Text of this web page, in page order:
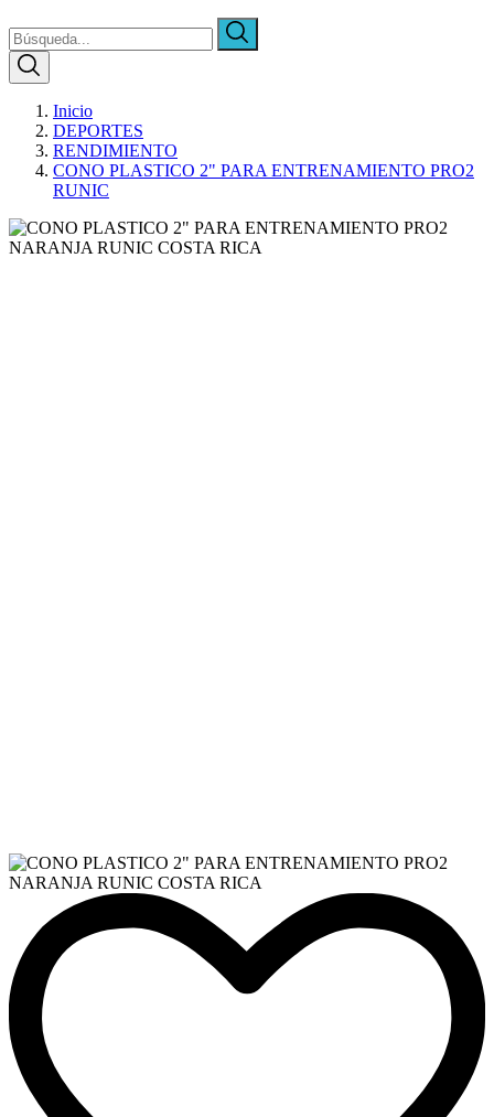
Inicio
DEPORTES
RENDIMIENTO
CONO PLASTICO 2" PARA ENTRENAMIENTO PRO2
RUNIC